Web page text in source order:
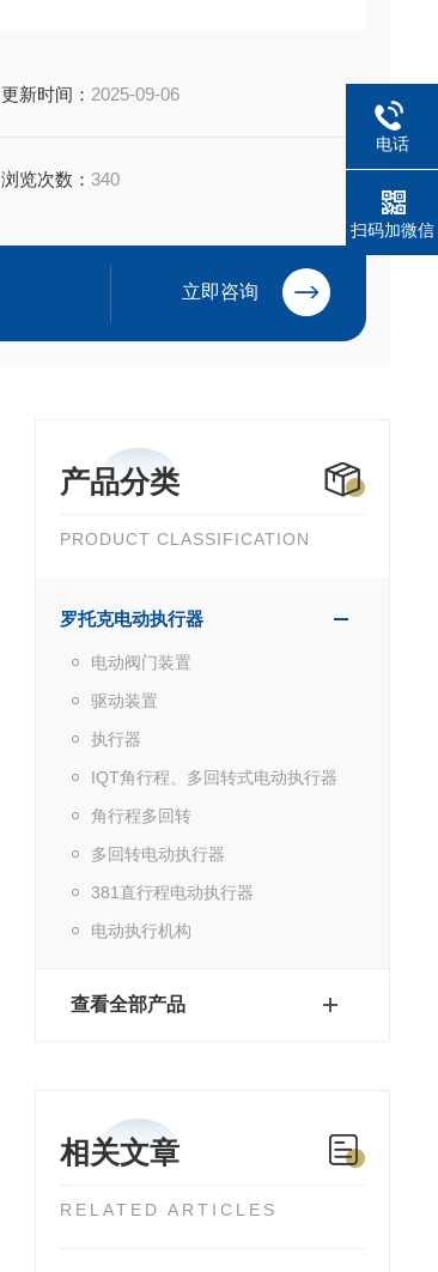
更新时间： 2025-09-06
浏览次数：340
立即咨询
产品分类
PRODUCT CLASSIFICATION
罗托克电动执行器
电动阀门装置
驱动装置
执行器
IQT角行程、多回转式电动执行器
角行程多回转
多回转电动执行器
381直行程电动执行器
电动执行机构
查看全部产品
相关文章
RELATED ARTICLES
电话
扫码加微信